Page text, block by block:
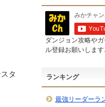
タ
ダンジョン攻略や
ル登録お願いします
ランキング
最強リーダーラ